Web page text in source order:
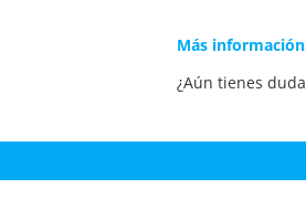
Más
¿Aún tienes